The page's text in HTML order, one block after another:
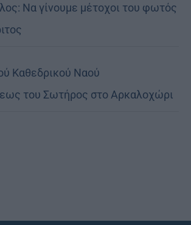
Να γίνουμε μέτοχοι του φωτός
Καθεδρικού Ναού
του Σωτήρος στο Αρκαλοχώρι